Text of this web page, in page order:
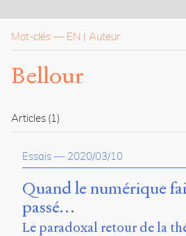
La
revue
Présentation
Publier
À
propos
du
site
Archipel
Mot-clés — EN Auteur
Bellour
Articles (1)
Essais — 2020/03/10
Quand le numérique
passé…
Le paradoxal retour de la